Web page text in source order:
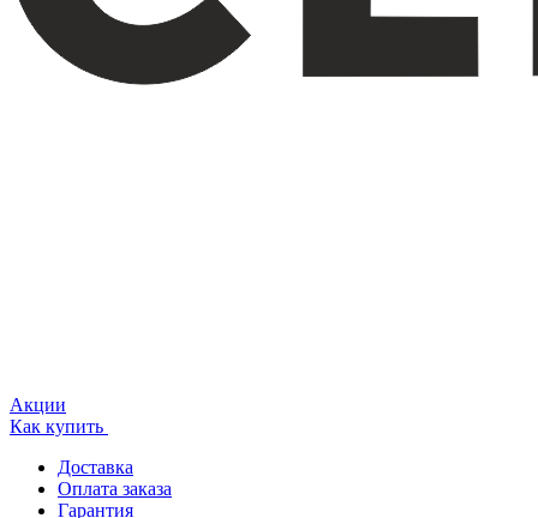
Акции
Как купить
Доставка
Оплата заказа
Гарантия